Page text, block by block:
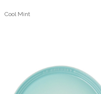
Cool Mint